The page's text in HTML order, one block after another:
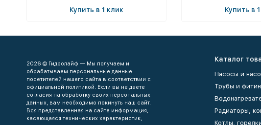
Купить в 1 клик Купить в
2026 © Гидролайф — Мы получаем и
обрабатываем персональные данные
посетителей нашего сайта в соответствии с
официальной политикой. Если вы не даете
согласия на обработку своих персональных
данных, вам необходимо покинуть наш сайт.
Вся представленная на сайте информация,
касающаяся технических характеристик,
Каталог
Насосы и
Трубы и
Радиаторы,
Котлы,